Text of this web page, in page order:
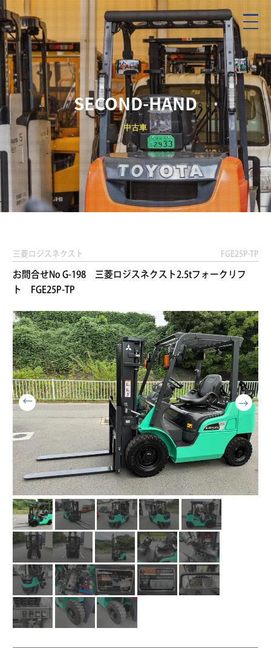
SECOND-HAND
中古車
三菱ロジスネクスト FGE25P-TP
お問合せNo G-198 三菱ロジスネクスト2.5tフォークリフ
ト FGE25P-TP